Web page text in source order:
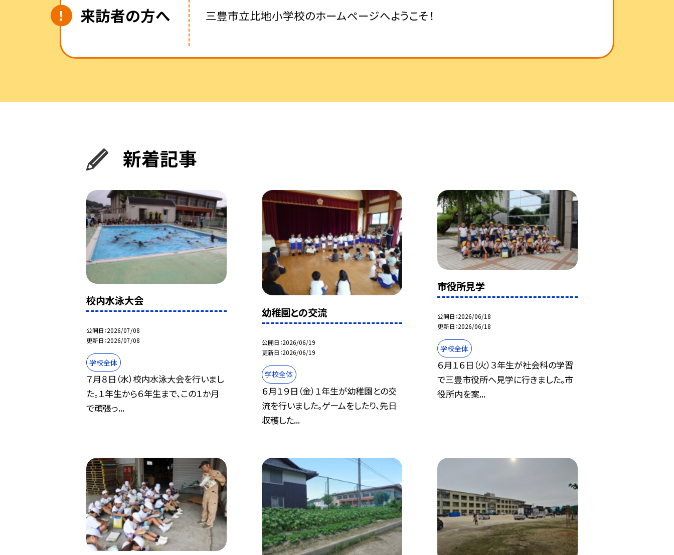
来訪者の方へ 三豊市立比地小学校のホームページへようこそ！
新着記事
校内水泳大会
公開日 2026/07/08
更新日 2026/07/08
学校全体
７月８日（水）校内水泳大会を行いまし
た。１年生から６年生まで、この１か月
で頑張っ...
幼稚園との交流
公開日 2026/06/19
更新日 2026/06/19
学校全体
６月１９日（金）１年生が幼稚園との交
流を行いました。ゲームをしたり、先日
収穫した...
市役所見学
公開日 2026/06/18
更新日 2026/06/18
学校全体
６月１６日（火）３年生が社会科の学習
で三豊市役所へ見学に行きました。市
役所内を案...